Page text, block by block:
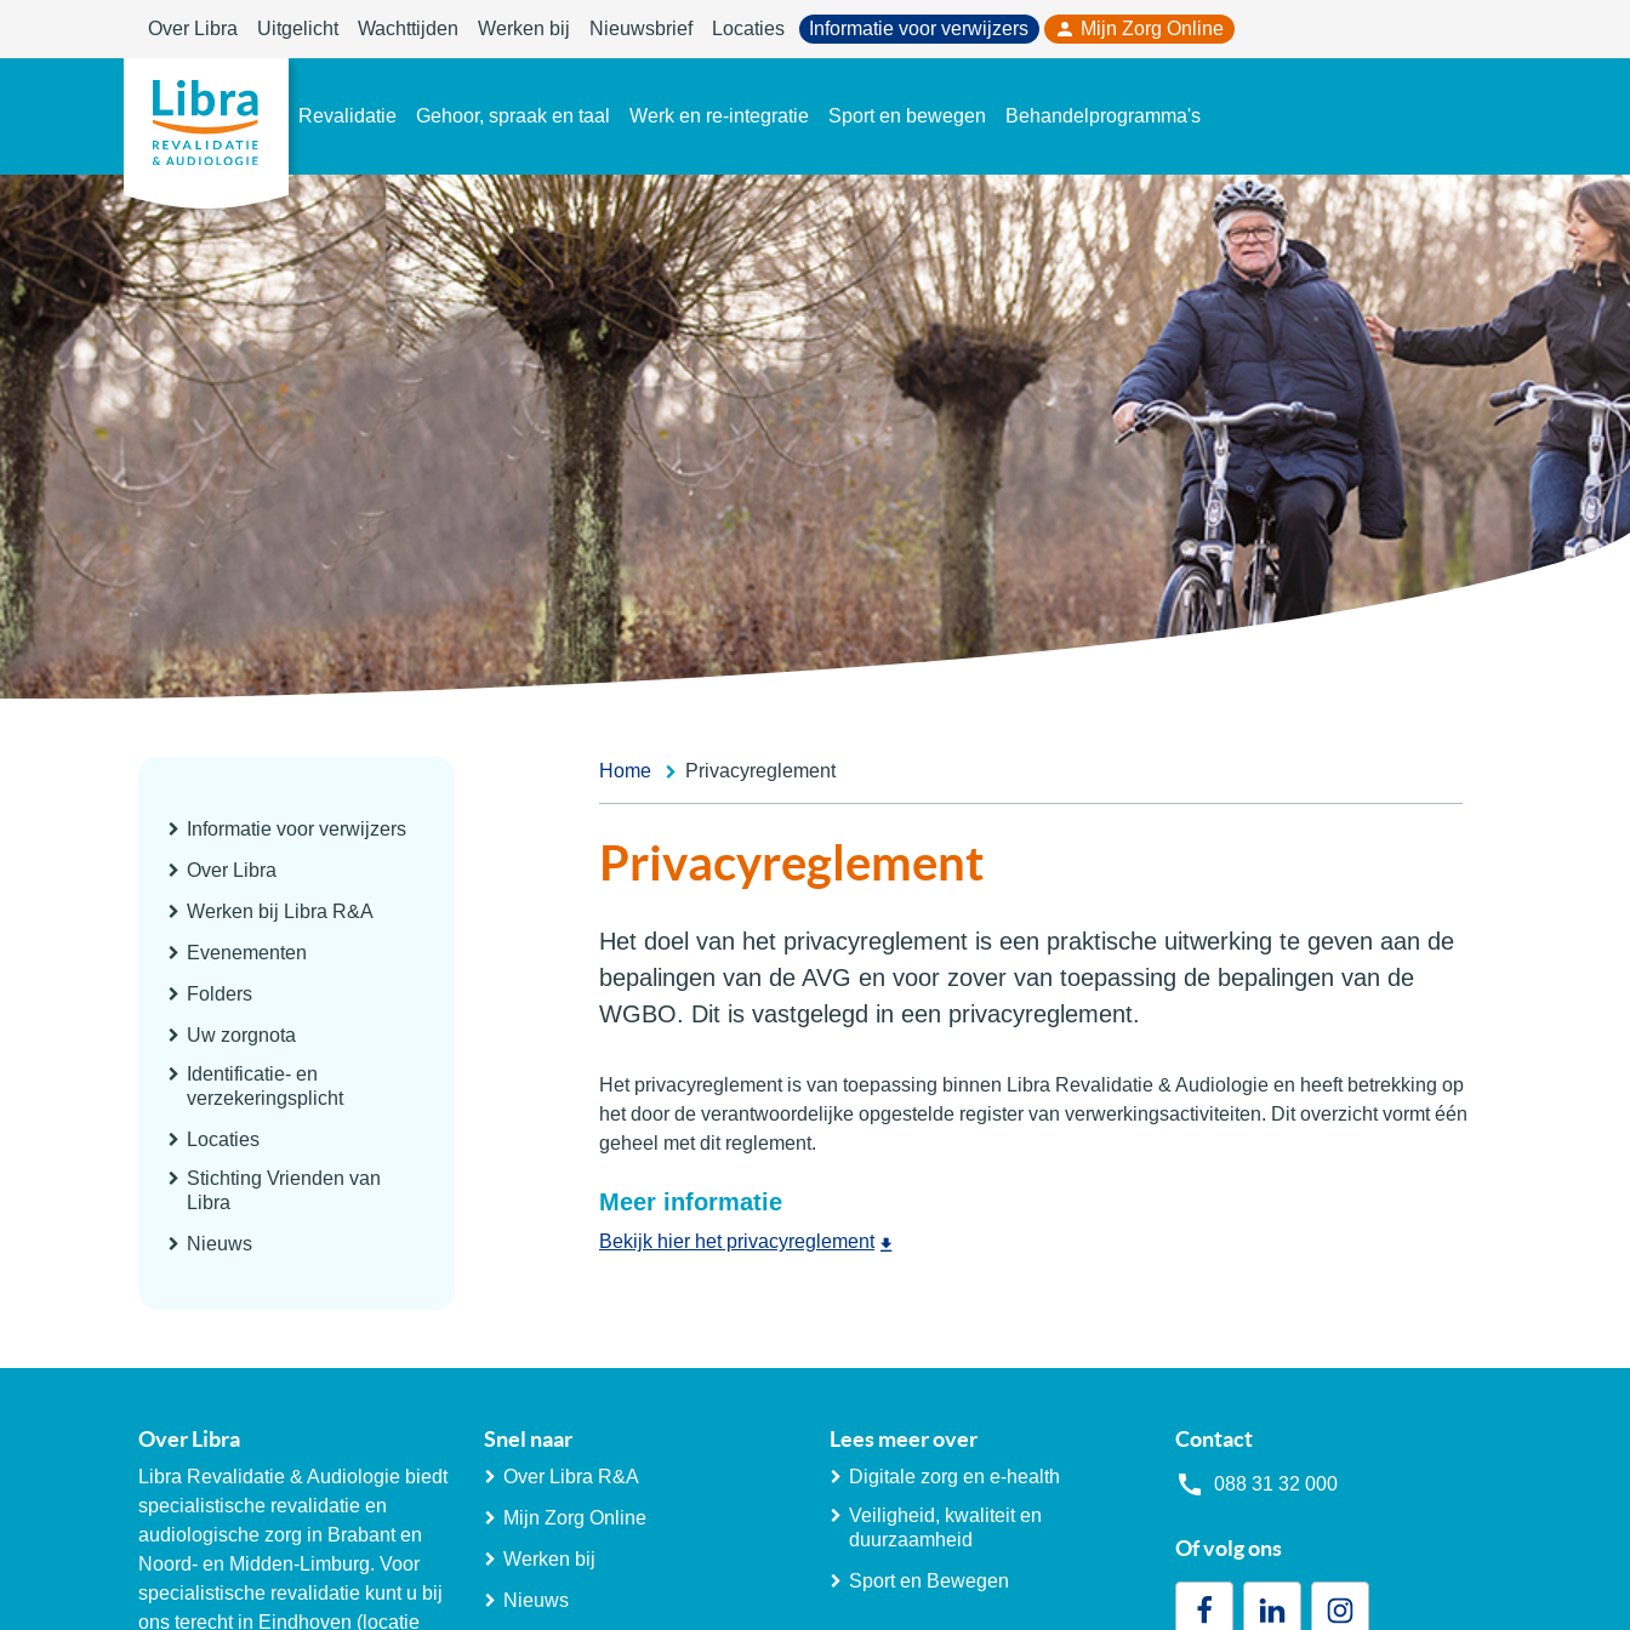
Over Libra Uitgelicht Wachttijden Werken bij Nieuwsbrief Locaties Informatie voor verwijzers Mijn Zorg Online
Revalidatie Gehoor, spraak en taal Werk en re-integratie Sport en bewegen Behandelprogramma's
Informatie voor verwijzers
Over Libra
Werken bij Libra R&A
Evenementen
Folders
Uw zorgnota
Identificatie- en
verzekeringsplicht
Locaties
Stichting Vrienden van
Libra
Nieuws
Home Privacyreglement
Privacyreglement
Het doel van het privacyreglement is een praktische uitwerking te geven aan de
bepalingen van de AVG en voor zover van toepassing de bepalingen van de
WGBO. Dit is vastgelegd in een privacyreglement.
Het privacyreglement is van toepassing binnen Libra Revalidatie & Audiologie en heeft betrekking op
het door de verantwoordelijke opgestelde register van verwerkingsactiviteiten. Dit overzicht vormt één
geheel met dit reglement.
Meer informatie
Bekijk hier het privacyreglement
Over Libra
Libra Revalidatie & Audiologie biedt
specialistische revalidatie en
audiologische zorg in Brabant en
Noord- en Midden-Limburg. Voor
specialistische revalidatie kunt u bij
ons terecht in Eindhoven (locatie
Snel naar
Over Libra R&A
Mijn Zorg Online
Werken bij
Nieuws
Lees meer over
Digitale zorg en e-health
Veiligheid, kwaliteit en
duurzaamheid
Sport en Bewegen
Contact
088 31 32 000
Of volg ons